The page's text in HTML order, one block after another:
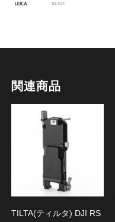
関連商品
TILTA(ティルタ) DJI RS